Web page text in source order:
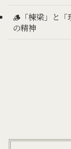
🪵「棟梁」と
の精神